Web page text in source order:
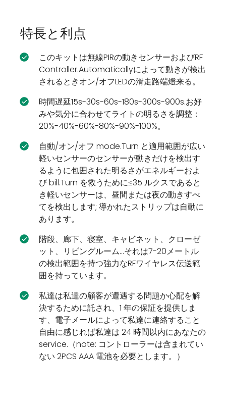
特長と利点
このキットは無線PIRの動きセンサーおよびRF
Controller.Automaticallyによって動きが検出
されるときオン/オフLEDの滑走路端燈来る。
時間遅延15s-30s-60s-180s-300s-900s.お好
みや気分に合わせてライトの明るさを調整：
20%-40%-60%-80%-90%-100%。
自動/オン/オフ mode.Turn と適用範囲が広い
軽いセンサーのセンサーが動きだけを検出す
るように包囲された明るさがエネルギーおよ
び bill.Turn を救うために≤35 ルクスであると
き軽いセンサーは、昼間または夜の動きすべ
てを検出します; 導かれたストリップは自動に
あります。
階段、廊下、寝室、キャビネット、クローゼ
ット、リビングルーム...それは7-20メートル
の検出範囲を持つ強力なRFワイヤレス伝送範
囲を持っています。
私達は私達の顧客が遭遇する問題か心配を解
決するために託され、1 年の保証を提供しま
す、電子メールによって私達に連絡すること
自由に感じれば私達は 24 時間以内にあなたの
service.（note: コントローラーは含まれてい
ない 2PCS AAA 電池を必要とします。）